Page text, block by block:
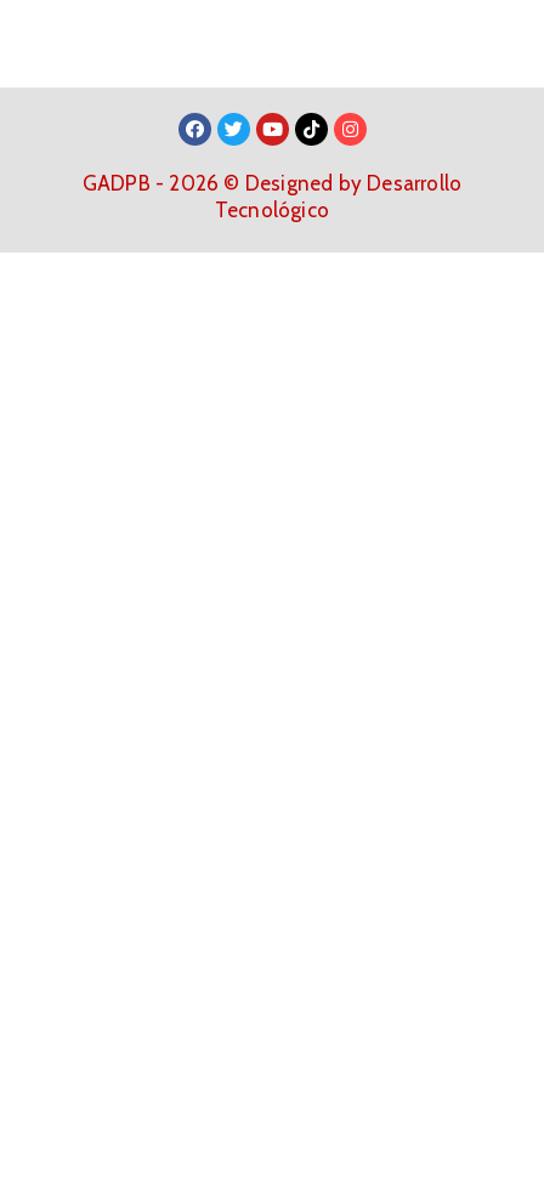
GADPB - 2026 © Designed by Desarrollo
Tecnológico